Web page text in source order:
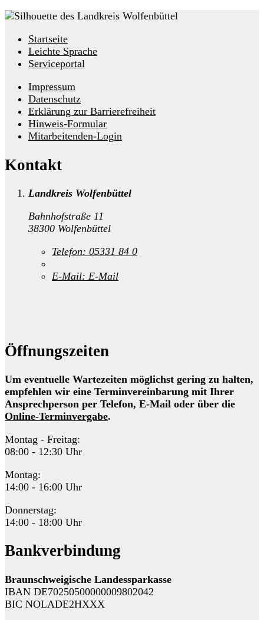
Startseite
Leichte Sprache
Serviceportal
Impressum
Datenschutz
Erklärung zur Barrierefreiheit
Hinweis-Formular
Mitarbeitenden-Login
Kontakt
Landkreis Wolfenbüttel
Bahnhofstraße 11
38300 Wolfenbüttel
Telefon: 05331 84 0
E-Mail: E-Mail
Öffnungszeiten
Um eventuelle Wartezeiten möglichst gering zu halten,
empfehlen wir eine Terminvereinbarung mit Ihrer
Ansprechperson per Telefon, E-Mail oder über die
Online-Terminvergabe.
Montag - Freitag:
08:00 - 12:30 Uhr
Montag:
14:00 - 16:00 Uhr
Donnerstag:
14:00 - 18:00 Uhr
Bankverbindung
Braunschweigische Landessparkasse
IBAN DE70250500000009802042
BIC NOLADE2HXXX